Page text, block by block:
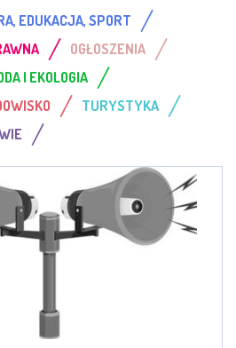
EDUKACJA, SPORT /
/ OGŁOSZENIA /
I EKOLOGIA /
/ TURYSTYKA /
/